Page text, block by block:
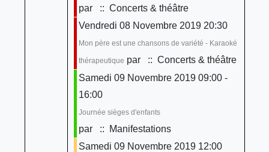
par
:: Concerts & théâtre
Vendredi 08 Novembre 2019 20:30
Mon père est une chansons de variété - Karaoké
thérapeutique par
:: Concerts & théâtre
Samedi 09 Novembre 2019 09:00 -
16:00
Journée sièges d'enfants
par
:: Manifestations
Samedi 09 Novembre 2019 12:00